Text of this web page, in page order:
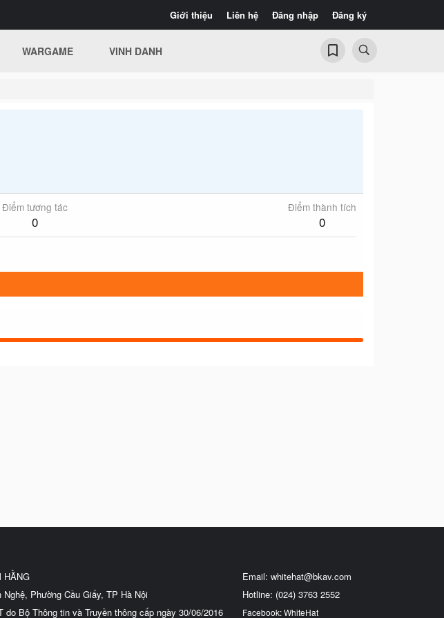
Giới thiệu Liên hệ Đăng nhập Đăng ký
WARGAME VINH DANH
Điểm tương tác
0
Điểm thành tích
0
HẰNG
Phường Cầu Giấy, TP Hà Nội
Bộ Thông tin và Truyền thông cấp ngày 30/06/2016
Email: whitehat@bkav.com
Hotline: (024) 3763 2552
Facebook: WhiteHat